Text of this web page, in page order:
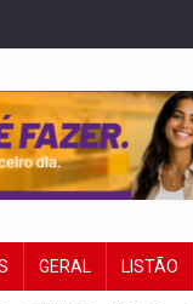
GERAL LISTÃO